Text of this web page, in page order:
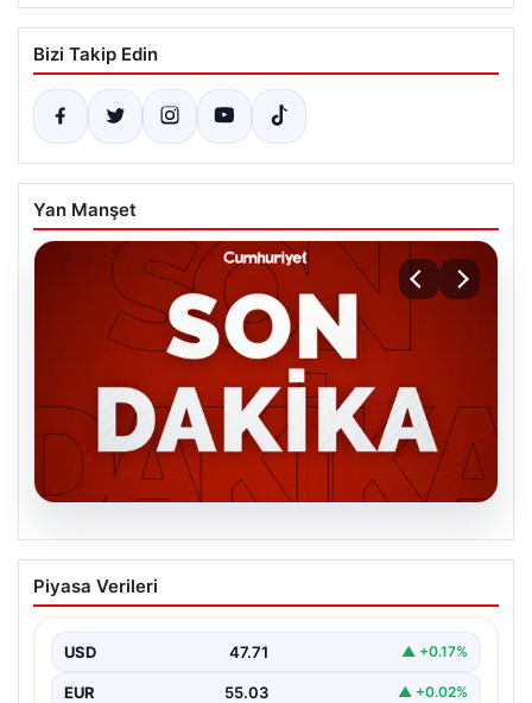
Bizi Takip Edin
Yan Manşet
MGK’den 8 maddelik kritik bildiri: Dikkat
çeken ‘Terörsüz Bölge’ vurgusu
Piyasa Verileri
USD 47.71 ▲ +0.17%
EUR 55.03 ▲ +0.02%